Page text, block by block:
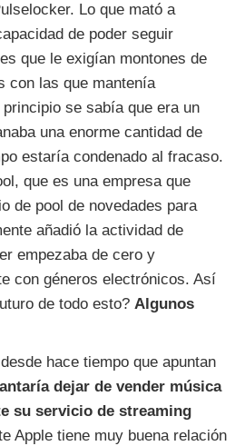
Lo que mató a
de poder seguir
que le exigían montones de
con las que mantenía
se sabía que era un
una enorme cantidad de
estaría condenado al fracaso.
que es una empresa que
de pool de novedades para
añadió la actividad de
empezaba de cero y
con géneros electrónicos. Así
de todo esto? Algunos
hace tiempo que apuntan
dejar de vender música
su servicio de streaming
Apple tiene muy buena relación